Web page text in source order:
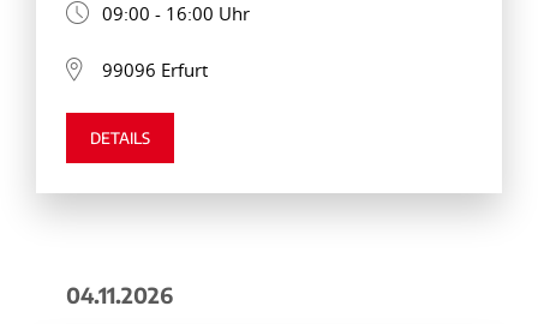
09:00 - 16:00 Uhr
99096 Erfurt
DETAILS
04.11.2026